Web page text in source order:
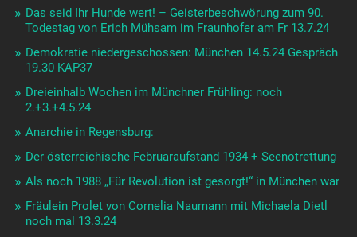
Das seid Ihr Hunde wert! – Geisterbeschwörung zum 90.
Todestag von Erich Mühsam im Fraunhofer am Fr 13.7.24
Demokratie niedergeschossen: München 14.5.24 Gespräch
19.30 KAP37
Dreieinhalb Wochen im Münchner Frühling: noch
2.+3.+4.5.24
Anarchie in Regensburg:
Der österreichische Februaraufstand 1934 + Seenotrettung
Als noch 1988 „Für Revolution ist gesorgt!“ in München war
Fräulein Prolet von Cornelia Naumann mit Michaela Dietl
noch mal 13.3.24